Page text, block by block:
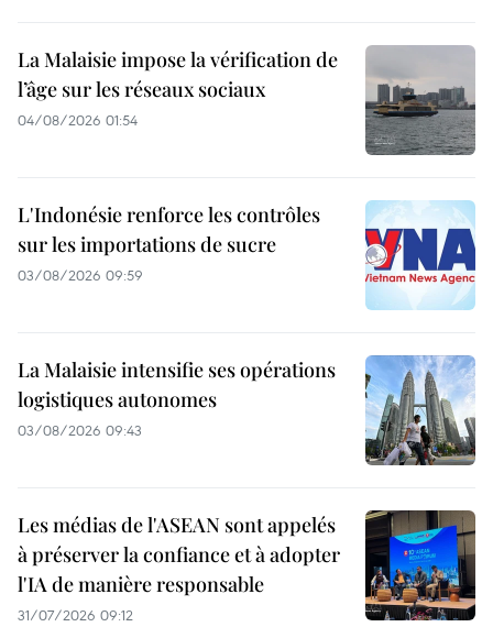
La Malaisie impose la vérification de
l’âge sur les réseaux sociaux
04/08/2026 01:54
L'Indonésie renforce les contrôles
sur les importations de sucre
03/08/2026 09:59
La Malaisie intensifie ses opérations
logistiques autonomes
03/08/2026 09:43
Les médias de l'ASEAN sont appelés
à préserver la confiance et à adopter
l'IA de manière responsable
31/07/2026 09:12